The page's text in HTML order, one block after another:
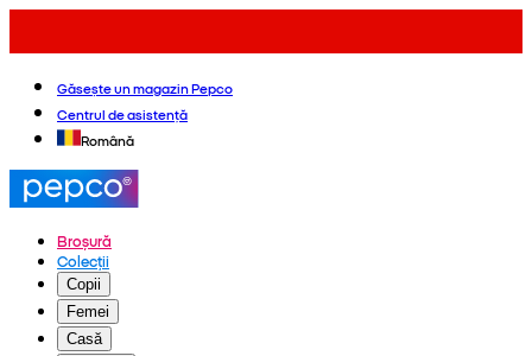
Găsește un magazin Pepco
Centrul de asistență
Română
Broșură
Colecții
Copii
Femei
Casă